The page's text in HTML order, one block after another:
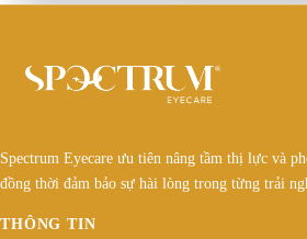
Spectrum Eyecare ưu tiên nâng tầm thị lực và
đồng thời đảm bảo sự hài lòng trong từng trải
THÔNG TIN